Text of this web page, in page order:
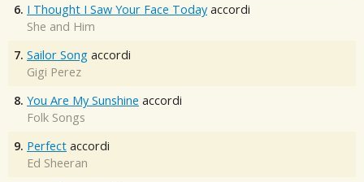
6. I Thought I Saw Your Face Today accordi
She and Him
7. Sailor Song accordi
Gigi Perez
8. You Are My Sunshine accordi
Folk Songs
9. Perfect accordi
Ed Sheeran